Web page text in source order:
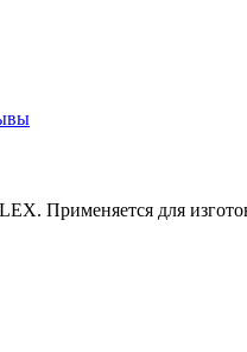
Применяется для